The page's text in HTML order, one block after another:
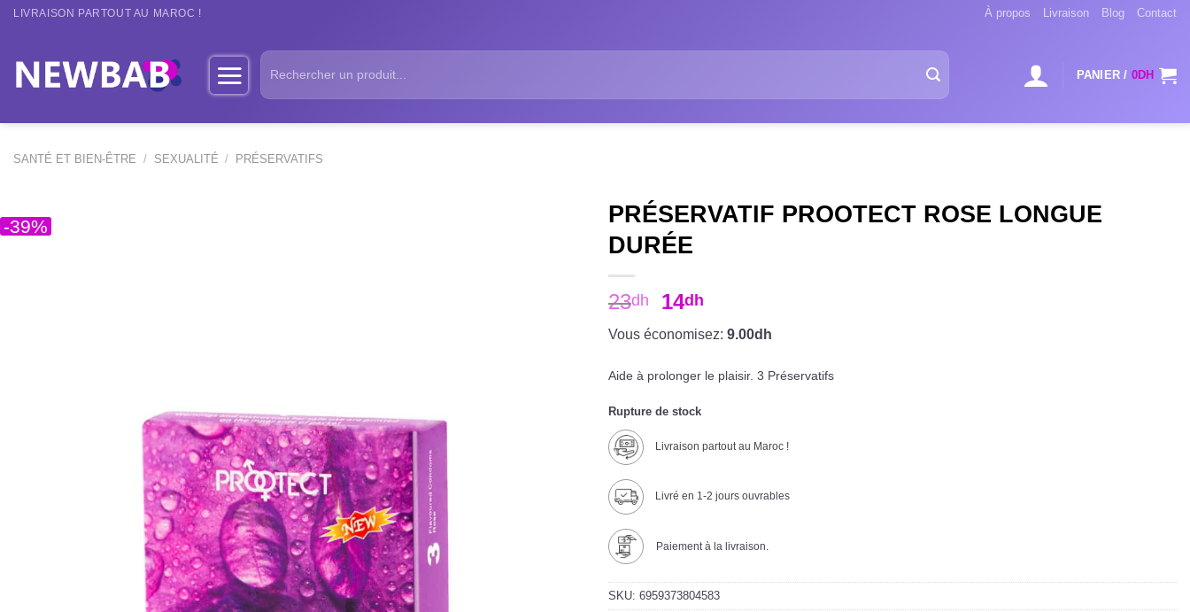
Passer
LIVRAISON PARTOUT AU MAROC ! À propos Livraison Blog Contact
Recherche
pour :
PANIER / 0DH
SANTÉ ET BIEN-ÊTRE / SEXUALITÉ / PRÉSERVATIFS
-39%
PRÉSERVATIF PROOTECT ROSE LONGUE
DURÉE
23dh 14dh
Vous économisez: 9.00dh
Aide à prolonger le plaisir. 3 Préservatifs
Rupture de stock
Livraison partout au Maroc !
Livré en 1-2 jours ouvrables
Paiement à la livraison.
SKU: 6959373804583